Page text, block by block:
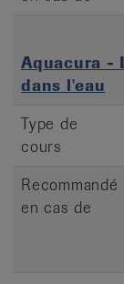
Aquacura -
dans l'eau
Type de
cours
Recommandé
en cas de